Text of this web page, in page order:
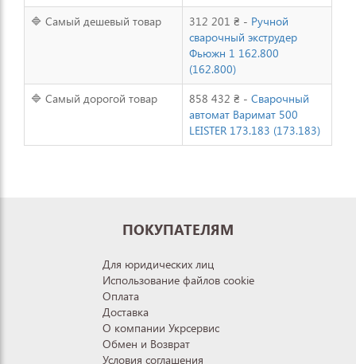
🔷 Самый дешевый товар
312 201 ₴ - Ручной
сварочный экструдер
Фьюжн 1 162.800
(162.800)
🔷 Самый дорогой товар
858 432 ₴ - Сварочный
автомат Варимат 500
LEISTER 173.183 (173.183)
ПОКУПАТЕЛЯМ
Для юридических лиц
Использование файлов cookie
Оплата
Доставка
О компании Укрсервис
Обмен и Возврат
Условия соглашения